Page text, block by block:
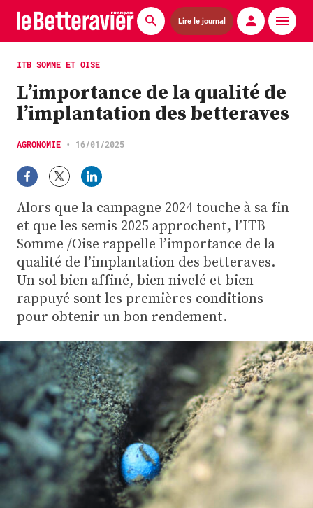
Lire le journal
Actualités
Économie
Agronomie
Matériels
La technique ITB
Pommes de terre
Guides pratiques
Chasse
Plus
Abonnez-vous
ITB SOMME ET OISE
L’importance de la qualité de
l’implantation des betteraves
AGRONOMIE • 16/01/2025
Alors que la campagne 2024 touche à sa fin
et que les semis 2025 approchent, l’ITB
Somme /Oise rappelle l’importance de la
qualité de l’implantation des betteraves.
Un sol bien affiné, bien nivelé et bien
rappuyé sont les premières conditions
pour obtenir un bon rendement.